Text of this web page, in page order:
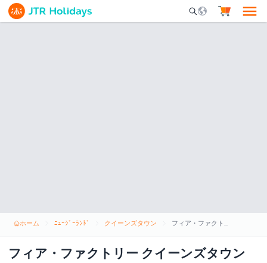
Mobile Search
ホーム ﾆｭｰｼﾞｰﾗﾝﾄﾞ クイーンズタウン フィア・ファクトリー クイーンズタウン
フィア・ファクトリー クイーンズタウン